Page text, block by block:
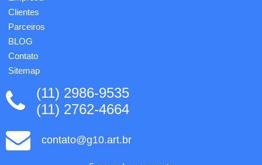
Clientes
Parceiros
BLOG
Contato
Sitemap
(11) 2986-9535
(11) 2762-4664
contato@g10.art.br